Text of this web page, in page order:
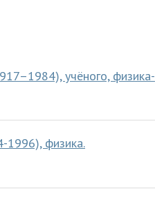
учёного, физика-
физика.